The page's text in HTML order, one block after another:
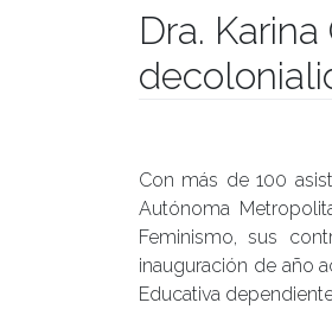
Dra.
Con más de 100
Autónoma
Feminismo, sus
inauguración de año
Educativa